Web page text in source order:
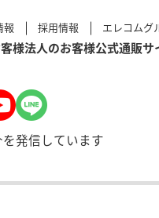
報 採用情報 エレコムグ
様法人のお客様公式通販サ
発信しています